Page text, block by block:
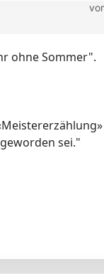
ohne Sommer".
sei."